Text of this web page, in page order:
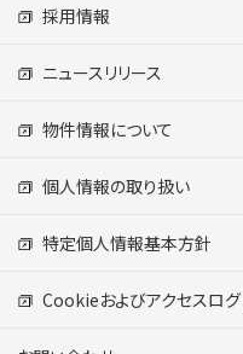
採用情報
ニュースリリース
物件情報について
個人情報の取り扱い
特定個人情報基本方針
Cookieおよびアクセスログ